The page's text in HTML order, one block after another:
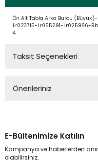
Ön Alt Tabla Arka Burcu
Lr023715-Lr055291-Lr025986-
4
Taksit Seçenekleri
Önerileriniz
kullanarak tarafımıza
Görüş ve önerileriniz için
E-Bültenimize Katılın
Kampanya ve haberlerden
olabilirsiniz.